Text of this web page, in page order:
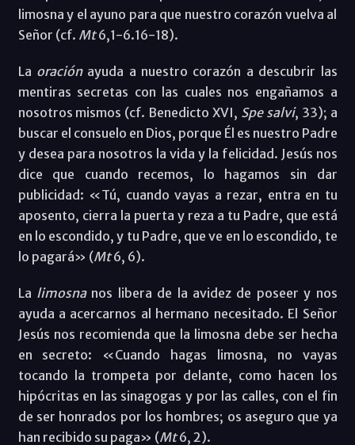
limosna y el ayuno para que nuestro corazón vuelva al
Señor (cf. Mt6,1-6.16-18).
La oraciónayuda a nuestro corazón a descubrir las
mentiras secretas con las cuales nos engañamos a
nosotros mismos (cf. Benedicto XVI, Spe salvi, 33); a
buscar el consuelo en Dios, porque Él es nuestro Padre
y desea para nosotros la vida y la felicidad. Jesús nos
dice que cuando recemos, lo hagamos sin dar
publicidad: «Tú, cuando vayas a rezar, entra en tu
aposento, cierra la puerta y reza a tu Padre, que está
en lo escondido, y tu Padre, que ve en lo escondido, te
lo pagará» (Mt6, 6).
La limosnanos libera de la avidez de poseer y nos
ayuda a acercarnos al hermano necesitado. El Señor
Jesús nos recomienda que la limosna debe ser hecha
en secreto: «Cuando hagas limosna, no vayas
tocando la trompeta por delante, como hacen los
hipócritas en las sinagogas y por las calles, con el fin
de ser honrados por los hombres; os aseguro que ya
han recibido su paga» (Mt6, 2).